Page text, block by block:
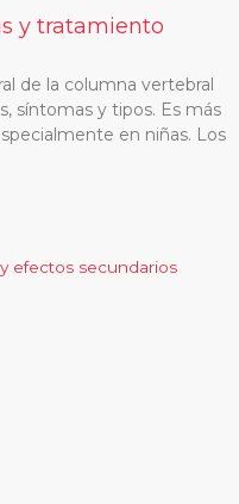
y tratamiento
de la columna vertebral
síntomas y tipos. Es más
en niñas. Los